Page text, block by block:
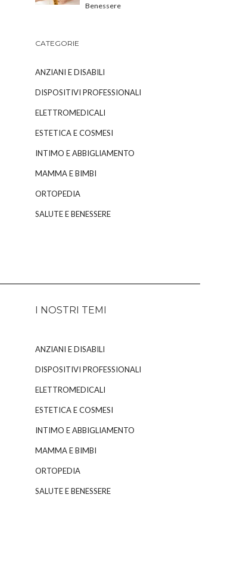
Benessere
CATEGORIE
ANZIANI E DISABILI
DISPOSITIVI PROFESSIONALI
ELETTROMEDICALI
ESTETICA E COSMESI
INTIMO E ABBIGLIAMENTO
MAMMA E BIMBI
ORTOPEDIA
SALUTE E BENESSERE
I NOSTRI TEMI
ANZIANI E DISABILI
DISPOSITIVI PROFESSIONALI
ELETTROMEDICALI
ESTETICA E COSMESI
INTIMO E ABBIGLIAMENTO
MAMMA E BIMBI
ORTOPEDIA
SALUTE E BENESSERE